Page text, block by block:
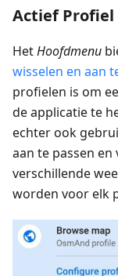
Actief Profiel
HetHoofdmenu
wisselen en aan
profielen is om
de applicatie te
echter ook
aan te passen
verschillende
worden voor elk